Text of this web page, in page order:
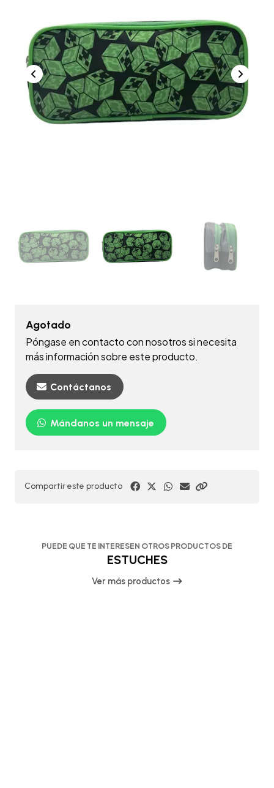
Agotado
Póngase en contacto con nosotros si necesita
más información sobre este producto.
Contáctanos
Mándanos un mensaje
Compartir este producto
PUEDE QUE TE INTERESEN OTROS PRODUCTOS DE
ESTUCHES
Ver más productos